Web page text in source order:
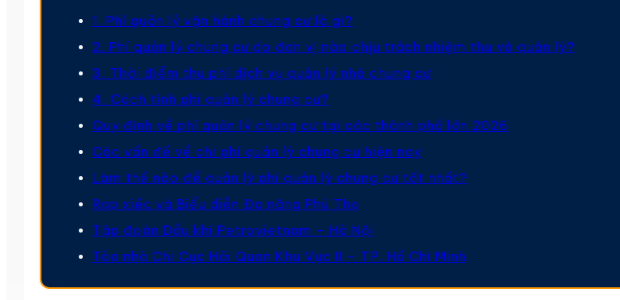
1. Phí quản lý vận hành chung cư là gì?
2. Phí quản lý chung cư do đơn vị nào chịu trách nhiệm thu và quản lý?
3. Thời điểm thu phí dịch vụ quản lý nhà chung cư
4. Cách tính phí quản lý chung cư?
Quy định về phí quản lý chung cư tại các thành phố lớn 2026
Các vấn đề về chi phí quản lý chung cư hiện nay
Làm thế nào để quản lý phí quản lý chung cư tốt nhất?
Rạp xiếc và Biểu diễn Đa năng Phú Thọ
Tập đoàn Dầu khí Petrovietnam – Hà Nội
Tòa nhà Chi Cục Hải Quan Khu Vực II – TP. Hồ Chí Minh